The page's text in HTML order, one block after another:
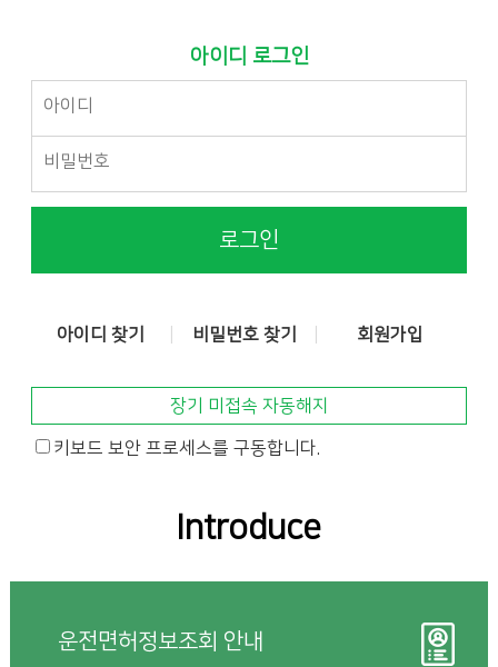
아이디 로그인
로그인
아이디 찾기 비밀번호 찾기 회원가입
장기 미접속 자동해지
키보드 보안 프로세스를 구동합니다.
Introduce
운전면허정보조회 안내